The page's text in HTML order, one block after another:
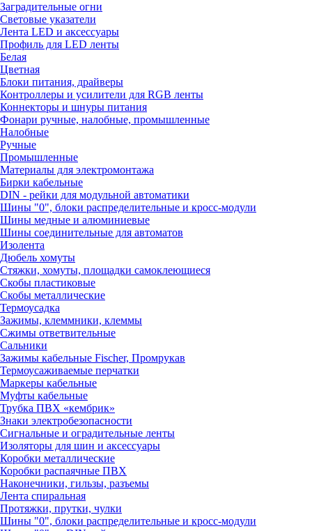
Заградительные огни
Световые указатели
Лента LED и аксессуары
Профиль для LED ленты
Белая
Цветная
Блоки питания, драйверы
Контроллеры и усилители для RGB ленты
Коннекторы и шнуры питания
Фонари ручные, налобные, промышленные
Налобные
Ручные
Промышленные
Материалы для электромонтажа
Бирки кабельные
DIN - рейки для модульной автоматики
Шины "0", блоки распределительные и кросс-модули
Шины медные и алюминиевые
Шины соединительные для автоматов
Изолента
Дюбель хомуты
Стяжки, хомуты, площадки самоклеющиеся
Скобы пластиковые
Скобы металлические
Термоусадка
Зажимы, клеммники, клеммы
Сжимы ответвительные
Сальники
Зажимы кабельные Fischer, Промрукав
Термоусаживаемые перчатки
Маркеры кабельные
Муфты кабельные
Трубка ПВХ «кембрик»
Знаки электробезопасности
Сигнальные и оградительные ленты
Изоляторы для шин и аксессуары
Коробки металлические
Коробки распаячные ПВХ
Наконечники, гильзы, разъемы
Лента спиральная
Протяжки, прутки, чулки
Шины "0", блоки распределительные и кросс-модули